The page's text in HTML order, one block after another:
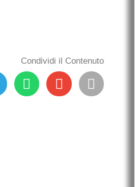
Condividi il Contenuto